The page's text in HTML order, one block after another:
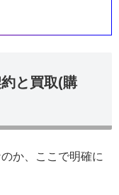
と買取(購
か、ここで明確に